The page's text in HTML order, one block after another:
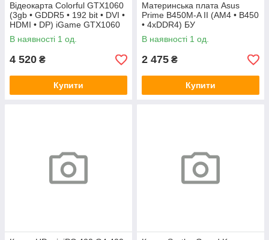
Відеокарта Colorful GTX1060
(3gb • GDDR5 • 192 bit • DVI •
HDMI • DP) iGame GTX1060
Vulcan U 3G БУ
В наявності 1 од.
4 520 ₴
Купити
Материнська плата Asus
Prime B450M-A II (AM4 • B450
• 4xDDR4) БУ
В наявності 1 од.
2 475 ₴
Купити